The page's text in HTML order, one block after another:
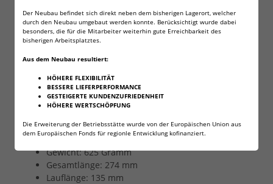
Der Neubau befindet sich direkt neben dem bisherigen Lagerort, welcher
durch den Neubau umgebaut werden konnte. Berücksichtigt wurde dabei
besonders, die für die Mitarbeiter weiterhin gute Erreichbarkeit des
bisherigen Arbeitsplatztes.
Aus dem Neubau resultiert:
HÖHERE FLEXIBILITÄT
BESSERE LIEFERPERFORMANCE
GESTEIGERTE KUNDENZUFRIEDENHEIT
HÖHERE WERTSCHÖPFUNG
Die Erweiterung der Betriebsstätte wurde von der Europäischen Union aus
dem Europäischen Fonds für regionle Entwicklung kofinanziert.
hochwertigem Kunststoff. Weitere Merkmale sind ein
gezogener Lauf, eine höhen- und seitenverstellbare
Kimme, eine manuelle Sicherung sowie ein Fiberoptik-
Korn. Das Magazin ist 1-schüssig und verschießt
Technische Daten:
Energie: < 3 Joule
Geschossgeschwindigkeit: 94 m/s
Gewicht: 625 Gramm
Gesamtlänge: 274 mm
Lauflänge: 135 mm